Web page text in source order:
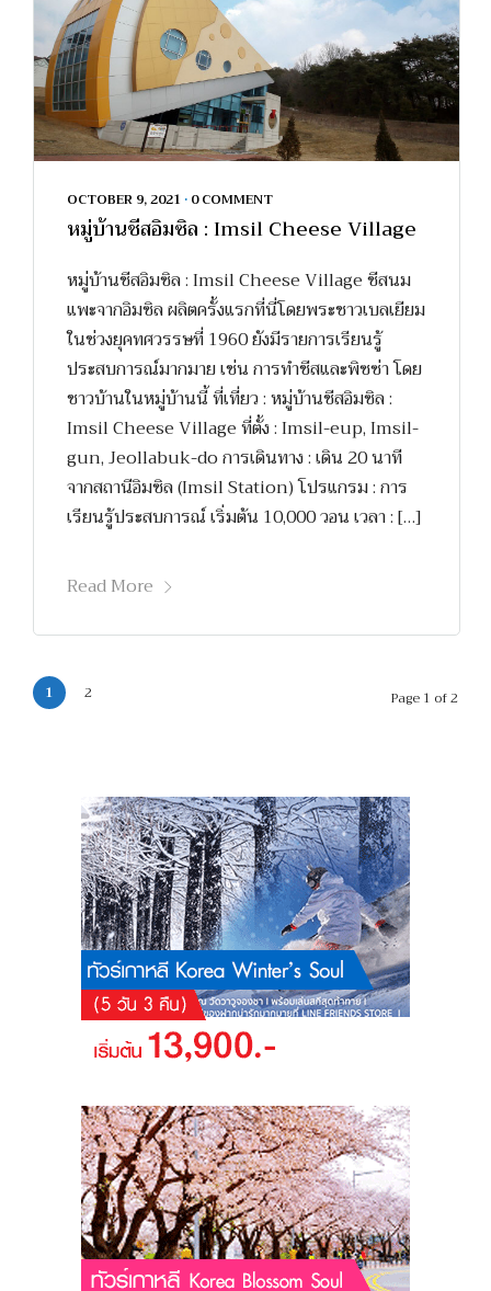
OCTOBER 9, 2021 • 0 COMMENT
หมู่บ้านชีสอิมซิล : Imsil Cheese Village
หมู่บ้านชีสอิมซิล : Imsil Cheese Village ชีสนม
แพะจากอิมซิล ผลิตครั้งแรกที่นี่โดยพระชาวเบลเยียม
ในช่วงยุคทศวรรษที่ 1960 ยังมีรายการเรียนรู้
ประสบการณ์มากมาย เช่น การทำชีสและพิซซ่า โดย
ชาวบ้านในหมู่บ้านนี้ ที่เที่ยว : หมู่บ้านชีสอิมซิล :
Imsil Cheese Village ที่ตั้ง : Imsil-eup, Imsil-
gun, Jeollabuk-do การเดินทาง : เดิน 20 นาที
จากสถานีอิมซิล (Imsil Station) โปรแกรม : การ
เรียนรู้ประสบการณ์ เริ่มต้น 10,000 วอน เวลา : […]
Read More
1 2 Page 1 of 2